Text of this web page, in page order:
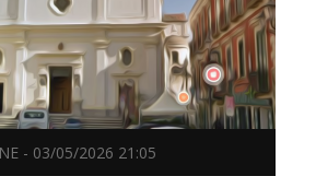
- 03/05/2026 21:05